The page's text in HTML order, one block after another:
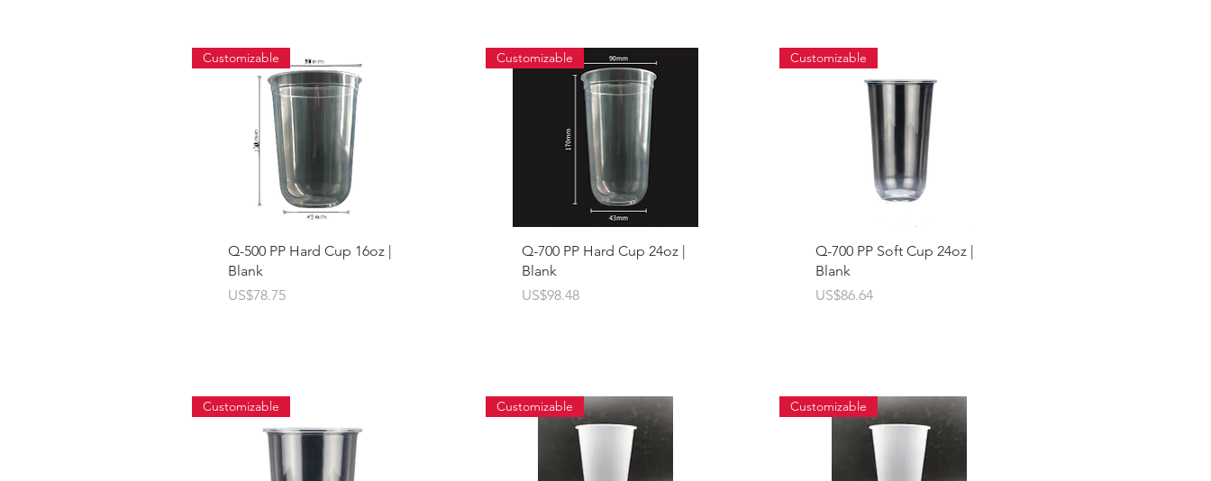
快速瀏覽
Customizable
Q-500 PP Hard Cup 16oz |
Blank
價格
US$78.75
快速瀏覽
Customizable
Q-700 PP Hard Cup 24oz |
Blank
價格
US$98.48
快速瀏覽
Customizable
Q-700 PP Soft Cup 24oz |
Blank
價格
US$86.64
Customizable Customizable Customizable